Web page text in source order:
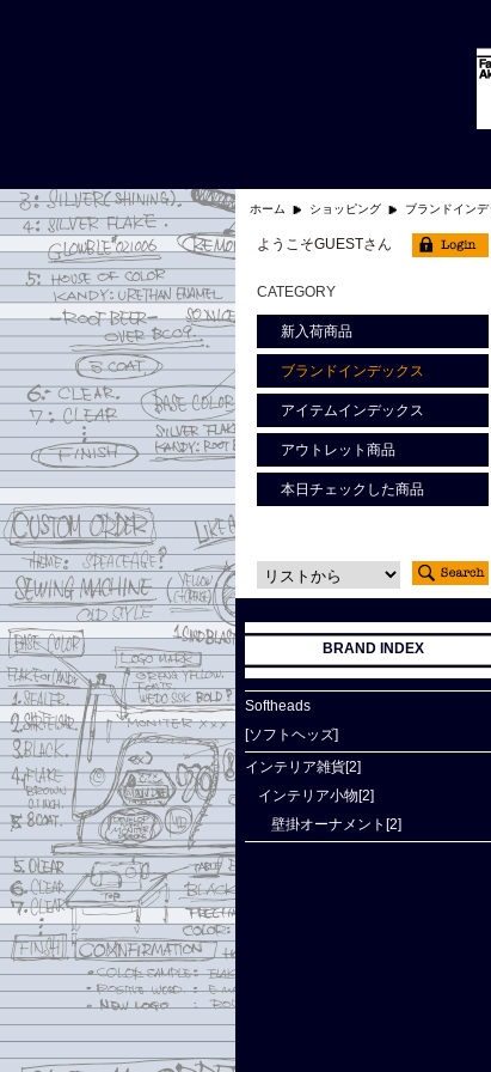
ホーム ショッピング ブランドインデ
ようこそGUESTさん
CATEGORY
新入荷商品
ブランドインデックス
アイテムインデックス
アウトレット商品
本日チェックした商品
BRAND INDEX
Softheads
[ソフトヘッズ]
インテリア雑貨[2]
インテリア小物[2]
壁掛オーナメント[2]